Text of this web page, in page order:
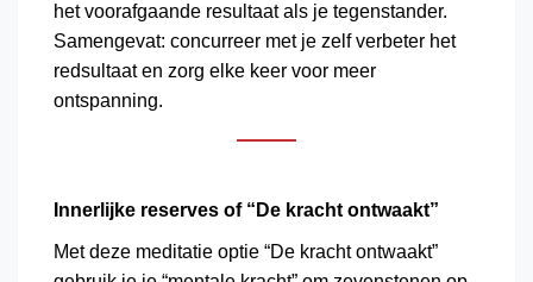
het voorafgaande resultaat als je tegenstander.
Samengevat: concurreer met je zelf verbeter het
redsultaat en zorg elke keer voor meer
ontspanning.
Innerlijke reserves of “De kracht ontwaakt”
Met deze meditatie optie “De kracht ontwaakt”